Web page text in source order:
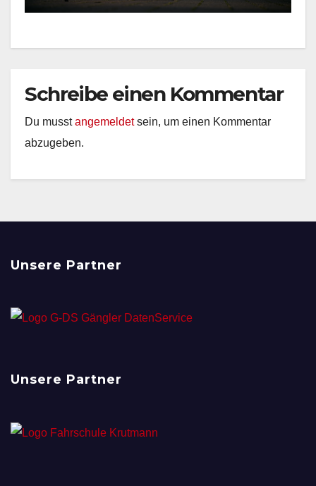
Schreibe einen Kommentar
Du musstangemeldetsein, um einen Kommentar
abzugeben.
Unsere Partner
Unsere Partner